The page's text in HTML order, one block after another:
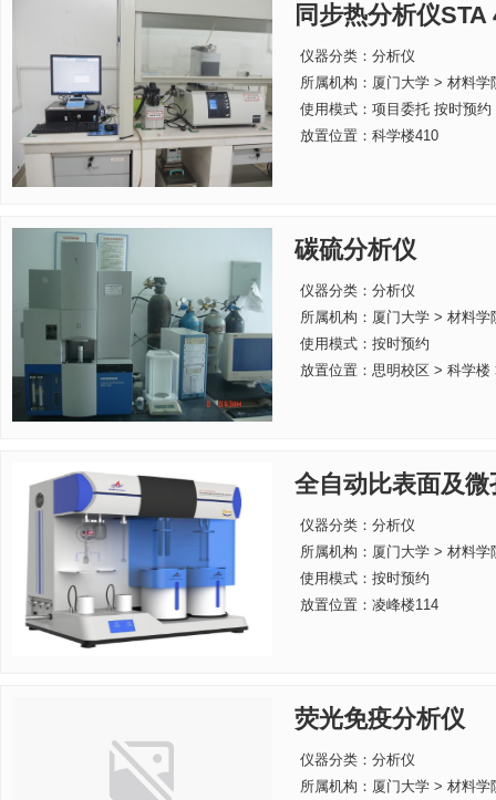
同步热分析仪STA
仪器分类：分析仪
所属机构： 厦门大学 > 材料学
使用模式：项目委托 按时预约
放置位置：科学楼410
碳硫分析仪
仪器分类：分析仪
所属机构： 厦门大学 > 材料学
使用模式：按时预约
放置位置：思明校区 > 科学楼
全自动比表面及
仪器分类：分析仪
所属机构： 厦门大学 > 材料学
使用模式：按时预约
放置位置：凌峰楼114
荧光免疫分析仪
仪器分类：分析仪
所属机构： 厦门大学 > 材料学